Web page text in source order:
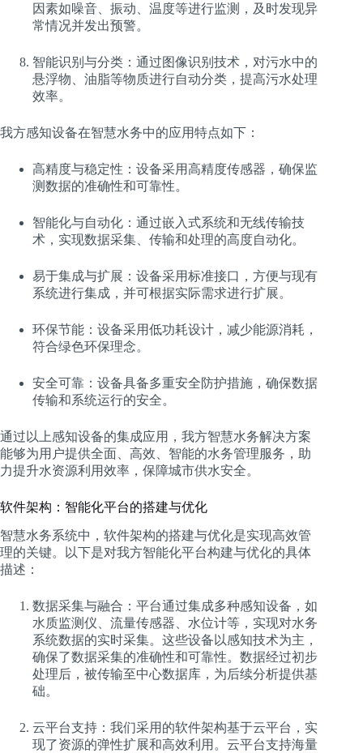
因素如噪音、振动、温度等进行监测，及时发现异
常情况并发出预警。
智能识别与分类：通过图像识别技术，对污水中的
悬浮物、油脂等物质进行自动分类，提高污水处理
效率。
我方感知设备在智慧水务中的应用特点如下：
高精度与稳定性：设备采用高精度传感器，确保监
测数据的准确性和可靠性。
智能化与自动化：通过嵌入式系统和无线传输技
术，实现数据采集、传输和处理的高度自动化。
易于集成与扩展：设备采用标准接口，方便与现有
系统进行集成，并可根据实际需求进行扩展。
环保节能：设备采用低功耗设计，减少能源消耗，
符合绿色环保理念。
安全可靠：设备具备多重安全防护措施，确保数据
传输和系统运行的安全。
通过以上感知设备的集成应用，我方智慧水务解决方案
能够为用户提供全面、高效、智能的水务管理服务，助
力提升水资源利用效率，保障城市供水安全。
软件架构：智能化平台的搭建与优化
智慧水务系统中，软件架构的搭建与优化是实现高效管
理的关键。以下是对我方智能化平台构建与优化的具体
描述：
数据采集与融合：平台通过集成多种感知设备，如
水质监测仪、流量传感器、水位计等，实现对水务
系统数据的实时采集。这些设备以感知技术为主，
确保了数据采集的准确性和可靠性。数据经过初步
处理后，被传输至中心数据库，为后续分析提供基
础。
云平台支持：我们采用的软件架构基于云平台，实
现了资源的弹性扩展和高效利用。云平台支持海量